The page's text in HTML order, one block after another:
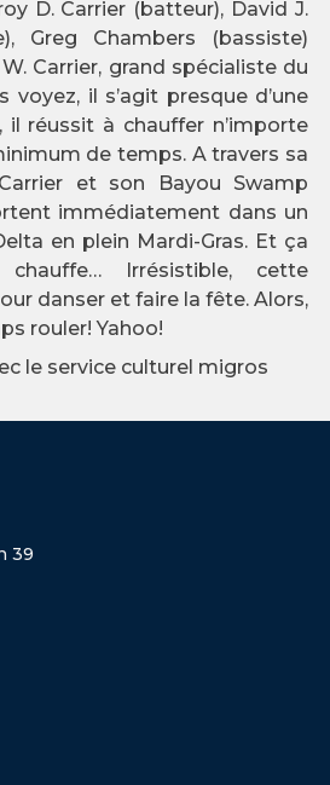
D. Carrier (batteur), David J.
Greg Chambers (bassiste)
Carrier, grand spécialiste du
voyez, il s’agit presque d’une
il réussit à chauffer n’importe
de temps. A travers sa
et son Bayou Swamp
immédiatement dans un
en plein Mardi-Gras. Et ça
chauffe… Irrésistible, cette
danser et faire la fête. Alors,
rouler! Yahoo!
le service culturel migros
39